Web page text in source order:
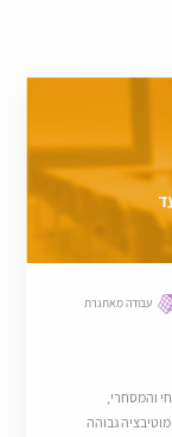
עבודה מאתגרת
והמסחרי,
גבוהה